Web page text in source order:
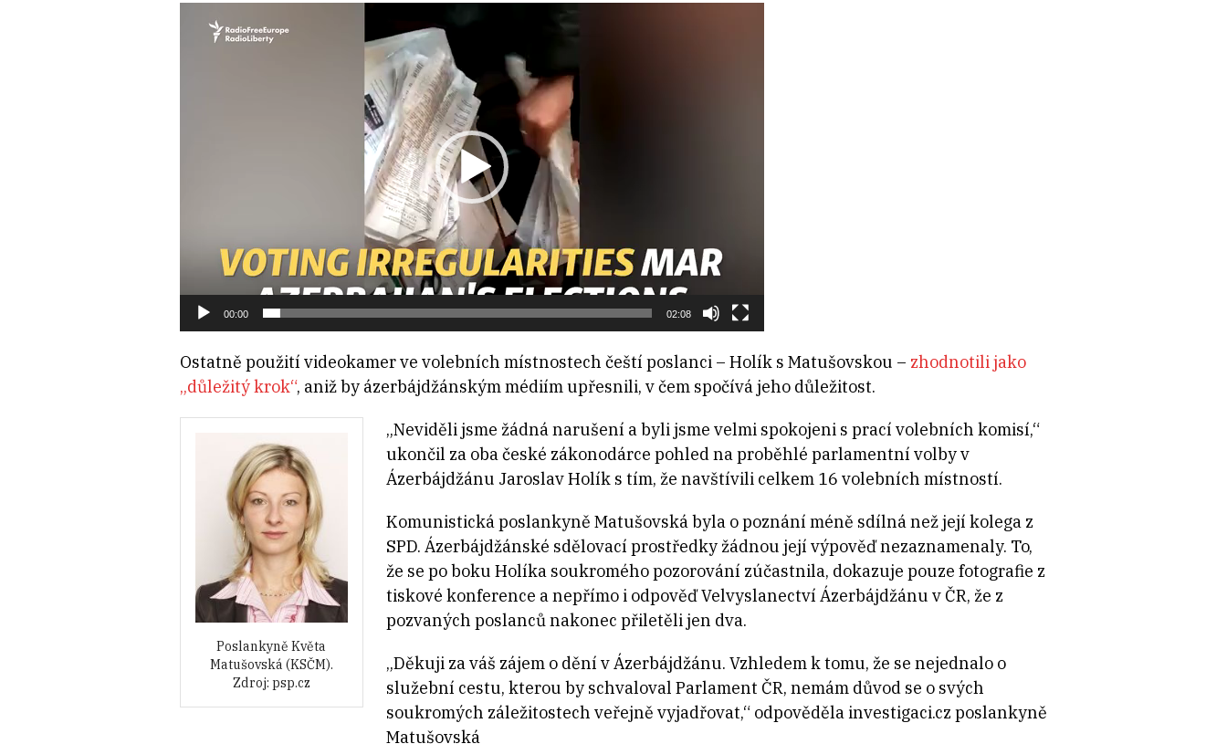
přehrávač
00:00 02:08
Ostatně použití videokamer ve volebních místnostech čeští poslanci ­– Holík s Matušovskou – zhodnotili jako
„důležitý krok“, aniž by ázerbájdžánským médiím upřesnili, v čem spočívá jeho důležitost.
Poslankyně Květa
Matušovská (KSČM).
Zdroj: psp.cz
„Neviděli jsme žádná narušení a byli jsme velmi spokojeni s prací volebních komisí,“
ukončil za oba české zákonodárce pohled na proběhlé parlamentní volby v
Ázerbájdžánu Jaroslav Holík s tím, že navštívili celkem 16 volebních místností.
Komunistická poslankyně Matušovská byla o poznání méně sdílná než její kolega z
SPD. Ázerbájdžánské sdělovací prostředky žádnou její výpověď nezaznamenaly. To,
že se po boku Holíka soukromého pozorování zúčastnila, dokazuje pouze fotografie z
tiskové konference a nepřímo i odpověď Velvyslanectví Ázerbájdžánu v ČR, že z
pozvaných poslanců nakonec přiletěli jen dva.
„Děkuji za váš zájem o dění v Ázerbájdžánu. Vzhledem k tomu, že se nejednalo o
služební cestu, kterou by schvaloval Parlament ČR, nemám důvod se o svých
soukromých záležitostech veřejně vyjadřovat,“ odpověděla investigaci.cz poslankyně
Matušovská